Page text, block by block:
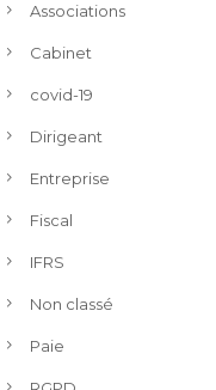
Associations
Cabinet
covid-19
Dirigeant
Entreprise
Fiscal
IFRS
Non classé
Paie